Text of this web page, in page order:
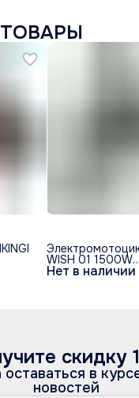
Нет в наличии
WISH 01 1500W
(52V/30Ah) -
скидку
в
новостей